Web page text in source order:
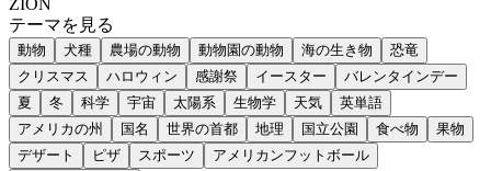
テーマを見る
動物 犬種 農場の動物 動物園の動物 海の生き物
恐竜
クリスマス
ハロウィン 感謝祭 イースター
バレンタインデー
夏
冬 科学 宇宙 太陽系 生物学 天気
英単語
アメリカの州
国名 世界の首都 地理 国立公園 食べ物
果物
デザート
ピザ スポーツ
アメリカンフットボール